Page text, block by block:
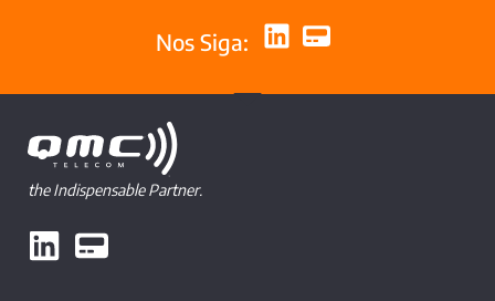
Nos Siga:
the Indispensable Partner.